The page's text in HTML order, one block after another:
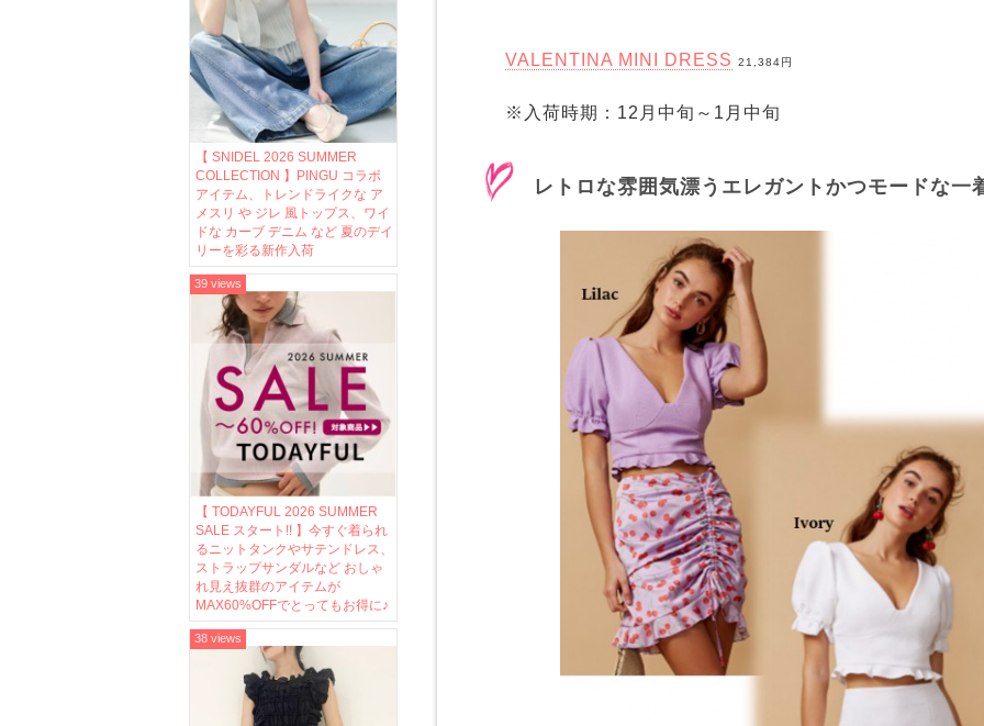
【 SNIDEL 2026 SUMMER
COLLECTION 】PINGU コラボ
アイテム、トレンドライクな ア
メスリ や ジレ 風トップス、ワイ
ドな カーブ デニム など 夏のデイ
リーを彩る新作入荷
【 TODAYFUL 2026 SUMMER
SALE スタート!! 】今すぐ着られ
るニットタンクやサテンドレス、
ストラップサンダルなど おしゃ
れ見え抜群のアイテムが
MAX60%OFFでとってもお得に♪
39 views
38 views
VALENTINA MINI DRESS 21,384円
※入荷時期：12月中旬～1月中旬
レトロな雰囲気漂うエレガントかつモードな一